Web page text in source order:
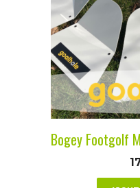
Bogey Footgolf